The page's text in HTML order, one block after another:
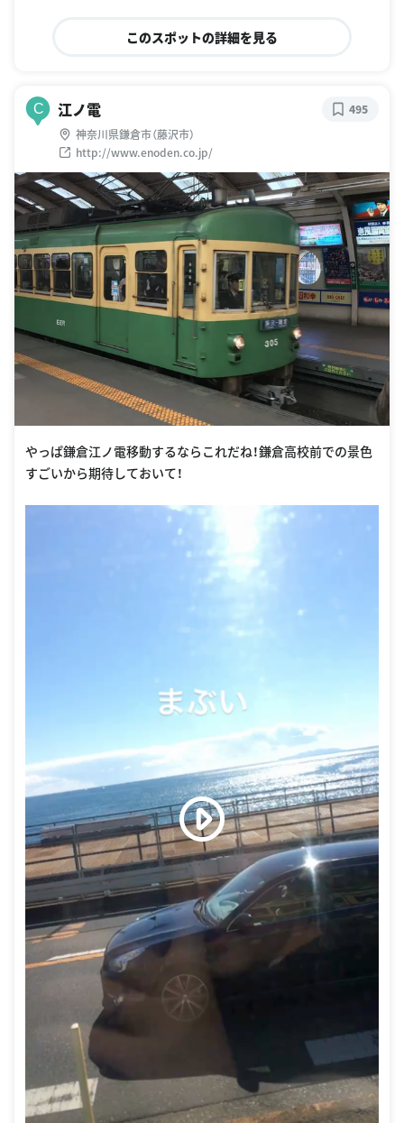
このスポットの詳細を見る
C 江ノ電
神奈川県鎌倉市（藤沢市）
http://www.enoden.co.jp/
495
やっぱ鎌倉江ノ電移動するならこれだね！鎌倉高校前での景色
すごいから期待しておいて！